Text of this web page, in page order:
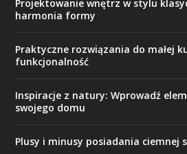
Projektowanie wnętrz w stylu
harmonia formy
Praktyczne rozwiązania do małej
funkcjonalność
Inspiracje z natury: Wprowadź
swojego domu
Plusy i minusy posiadania ciemnej